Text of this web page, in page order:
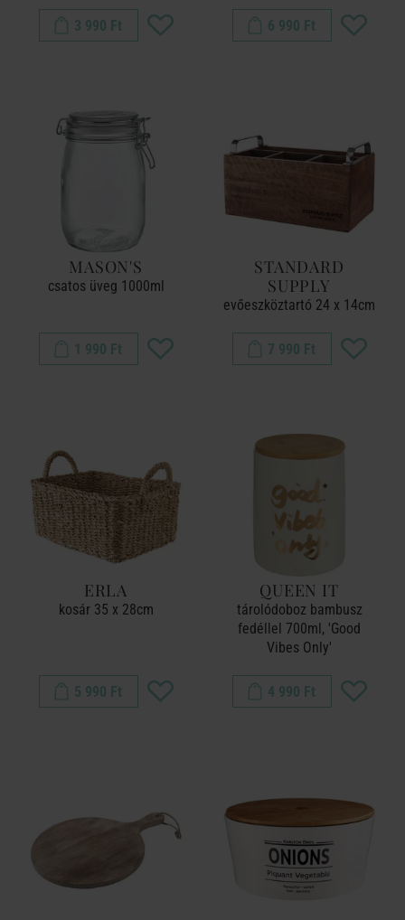
3 990 Ft 6 990 Ft
MASON'S
csatos üveg 1000ml
1 990 Ft
STANDARD
SUPPLY
evőeszköztartó 24 x 14cm
7 990 Ft
ERLA
kosár 35 x 28cm
5 990 Ft
QUEEN IT
tárolódoboz bambusz
fedéllel 700ml, 'Good
Vibes Only'
4 990 Ft